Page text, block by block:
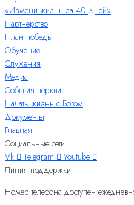
«Измени жизнь за 40 дней»
Партнерство
План победы
Обучение
Служения
Медиа
События церкви
Начать жизнь с Богом
Документы
Главная
Социальные сети
Vk
Telegram
Youtube
Линия поддержки
Номер телефона доступен